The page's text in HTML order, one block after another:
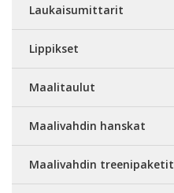
Laukaisumittarit
Lippikset
Maalitaulut
Maalivahdin hanskat
Maalivahdin treenipaketit